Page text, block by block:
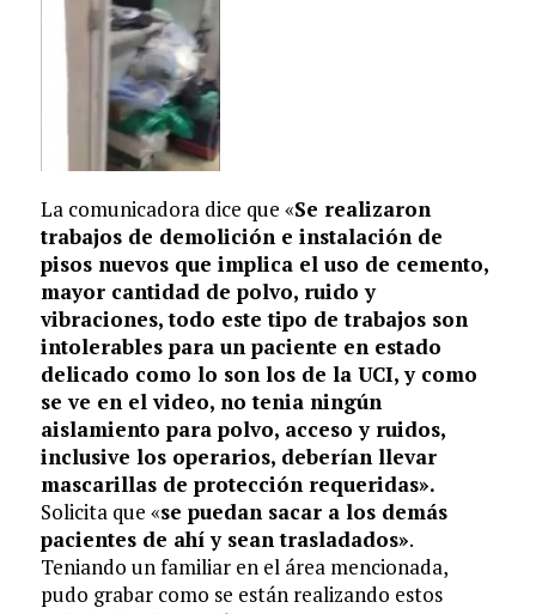
La comunicadora dice que «Se realizaron
trabajos de demolición e instalación de
pisos nuevos que implica el uso de cemento,
mayor cantidad de polvo, ruido y
vibraciones, todo este tipo de trabajos son
intolerables para un paciente en estado
delicado como lo son los de la UCI, y como
se ve en el video, no tenia ningún
aislamiento para polvo, acceso y ruidos,
inclusive los operarios, deberían llevar
mascarillas de protección requeridas».
Solicita que «se puedan sacar a los demás
pacientes de ahí y sean trasladados».
Teniando un familiar en el área mencionada,
pudo grabar como se están realizando estos